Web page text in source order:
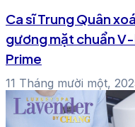
Ca sĩ Trung Quân
gương mặt chuẩn
Prime
11 Tháng mười một,